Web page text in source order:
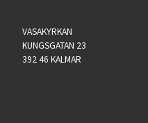
VASAKYRKAN
KUNGSGATAN 23
392 46 KALMAR